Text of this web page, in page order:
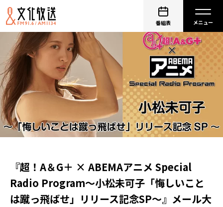
番組表
『超！A＆G＋ × ABEMAアニメ Special
Radio Program～小松未可子「悔しいこと
は蹴っ飛ばせ」リリース記念SP～』メール大